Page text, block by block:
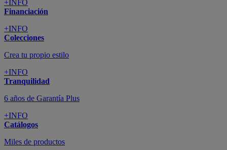
+INFO
Financiación
+INFO
Colecciones
Crea tu propio estilo
+INFO
Tranquilidad
6 años de Garantía Plus
+INFO
Catálogos
Miles de productos